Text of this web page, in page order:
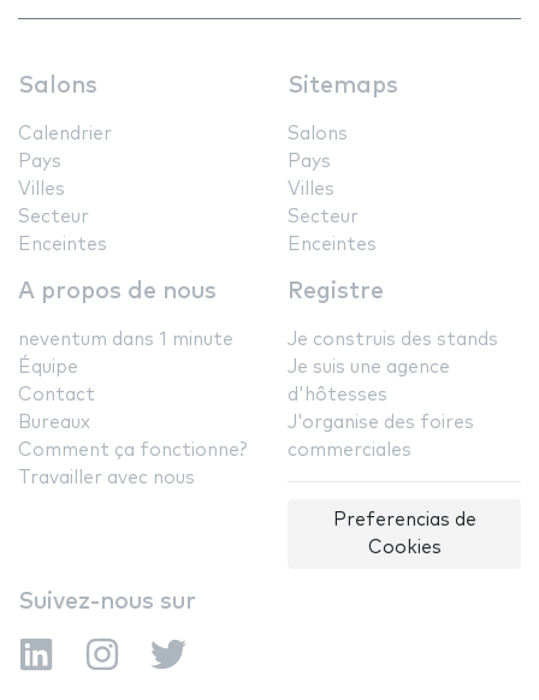
Salons
Calendrier
Pays
Villes
Secteur
Enceintes
Sitemaps
Salons
Pays
Villes
Secteur
Enceintes
A propos de nous
neventum dans 1 minute
Équipe
Contact
Bureaux
Comment ça fonctionne?
Travailler avec nous
Registre
Je construis des stands
Je suis une agence
d'hôtesses
J'organise des foires
commerciales
Preferencias de
Cookies
Suivez-nous sur